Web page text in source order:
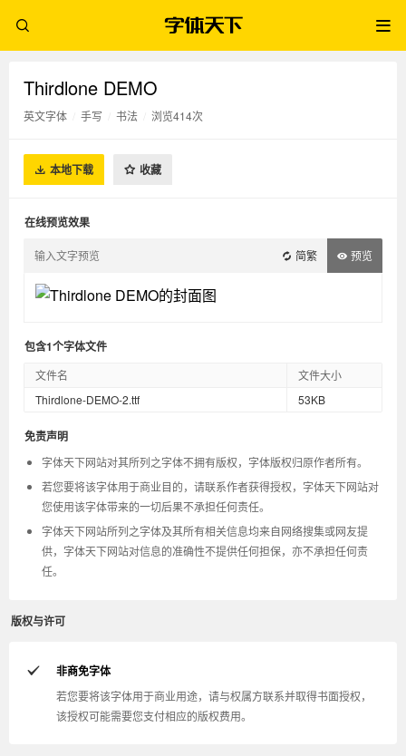
Thirdlone DEMO
英文字体 手写 书法 浏览414次
本地下载 收藏
在线预览效果
简繁 预览
包含1个字体文件
文件名
文件大小
Thirdlone-DEMO-2.ttf
53KB
免责声明
字体天下网站对其所列之字体不拥有版权，字体版权归原作者所有。
若您要将该字体用于商业目的，请联系作者获得授权，字体天下网站对
您使用该字体带来的一切后果不承担任何责任。
字体天下网站所列之字体及其所有相关信息均来自网络搜集或网友提
供，字体天下网站对信息的准确性不提供任何担保，亦不承担任何责
任。
版权与许可
非商免字体
若您要将该字体用于商业用途，请与权属方联系并取得书面授权，
该授权可能需要您支付相应的版权费用。